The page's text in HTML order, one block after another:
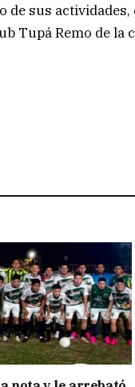
de sus
Tupá Remo de la